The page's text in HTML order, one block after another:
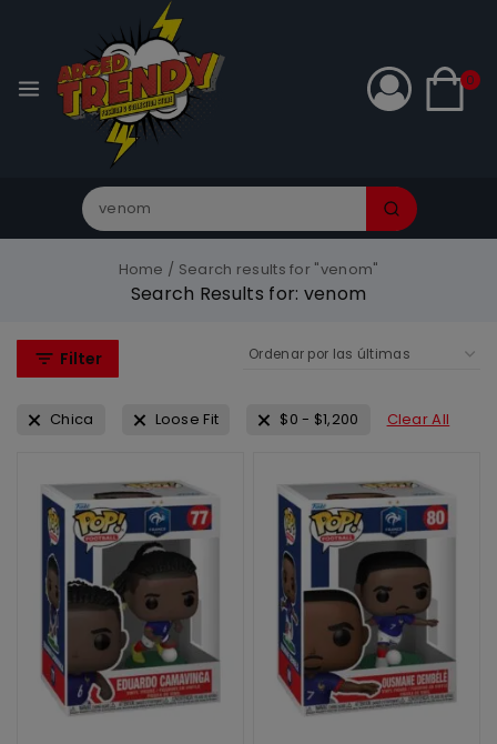
0
Home / Search results for "venom"
Search Results for: venom
Filter
Chica Loose Fit $0 - $1,200 Clear All